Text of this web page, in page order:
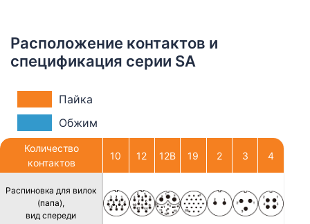
Расположение контактов и
спецификация серии SA
Пайка
Обжим
Количество
контактов
Распиновка для вилок
(папа),
вид спереди
10 12 12В 19 2 3 4